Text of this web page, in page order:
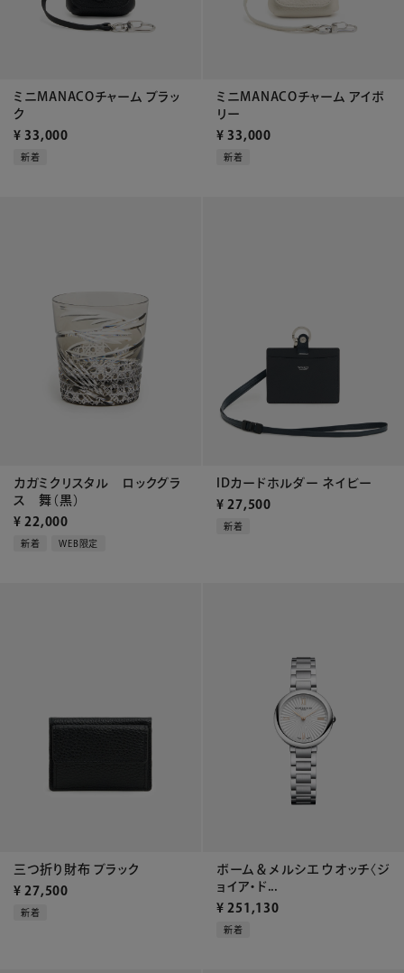
ミニMANACOチャーム ブラッ
ク
¥ 33,000
新着
ミニMANACOチャーム アイボ
リー
¥ 33,000
新着
カガミクリスタル ロックグラ
ス 舞（黒）
¥ 22,000
新着 WEB限定
IDカードホルダー ネイビー
¥ 27,500
新着
三つ折り財布 ブラック
¥ 27,500
新着
ボーム＆メルシエ ウオッチ〈ジ
ョイア・ド...
¥ 251,130
新着